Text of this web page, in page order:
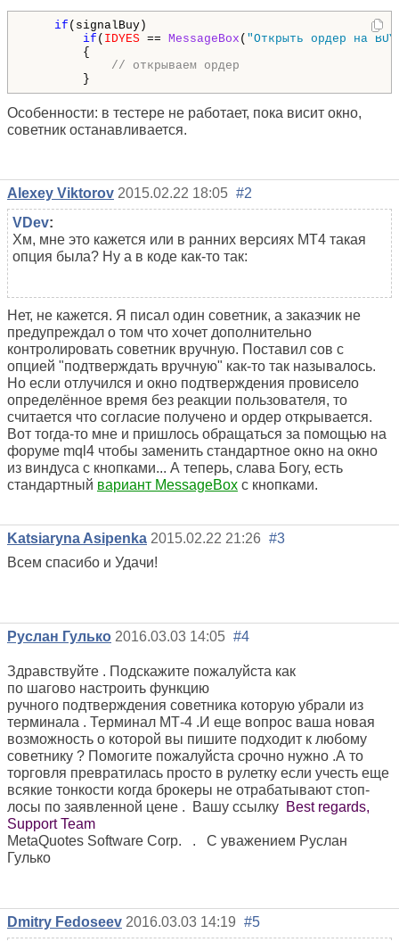
if (signalBuy)
if ( IDYES == MessageBox ( "Открыть ордер на
{
// открываем ордер
Особенности: в тестере не работает, пока висит окно,
советник останавливается.
Alexey Viktorov 2015.02.22 18:05 #2
VDev:
Хм, мне это кажется или в ранних версиях МТ4 такая
опция была? Ну а в коде как-то так:
Нет, не кажется. Я писал один советник, а заказчик не
предупреждал о том что хочет дополнительно
контролировать советник вручную. Поставил сов с
опцией "подтверждать вручную" как-то так называлось.
Но если отлучился и окно подтверждения провисело
определённое время без реакции пользователя, то
считается что согласие получено и ордер открывается.
Вот тогда-то мне и пришлось обращаться за помощью на
форуме mql4 чтобы заменить стандартное окно на окно
из виндуса с кнопками... А теперь, слава Богу, есть
стандартный вариант MessageBox с кнопками.
Katsiaryna Asipenka 2015.02.22 21:26 #3
Всем спасибо и Удачи!
Руслан Гулько 2016.03.03 14:05 #4
Здравствуйте . Подскажите пожалуйста как
по шагово настроить функцию
ручного подтверждения советника которую убрали из
терминала . Терминал МТ-4 .И еще вопрос ваша новая
возможность о которой вы пишите подходит к любому
советнику ? Помогите пожалуйста срочно нужно .А то
торговля превратилась просто в рулетку если учесть еще
всякие тонкости когда брокеры не отрабатывают стоп-
лосы по заявленной цене . Вашу ссылку Best regards,
Support Team
MetaQuotes Software Corp. . С уважением Руслан
Гулько
Dmitry Fedoseev 2016.03.03 14:19 #5